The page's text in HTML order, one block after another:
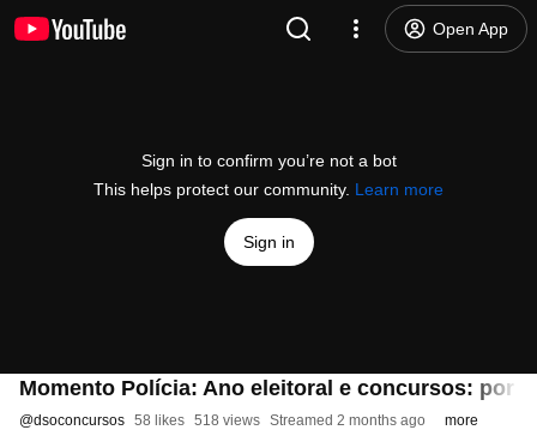
Open App
Sign in to confirm you’re not a bot
This helps protect our community. Learn more
Sign in
Momento Polícia: Ano eleitoral e concursos: por
@dsoconcursos 58 likes 518 views Streamed 2 months ago more